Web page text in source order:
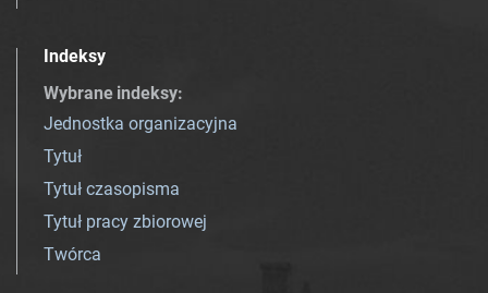
Indeksy
Wybrane indeksy:
Jednostka organizacyjna
Tytuł
Tytuł czasopisma
Tytuł pracy zbiorowej
Twórca